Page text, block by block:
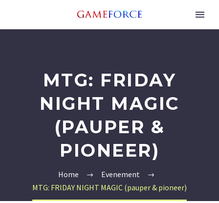
MTG: FRIDAY
NIGHT MAGIC
(PAUPER &
PIONEER)
Home
Evenement
MTG: FRIDAY NIGHT MAGIC (pauper & pioneer)